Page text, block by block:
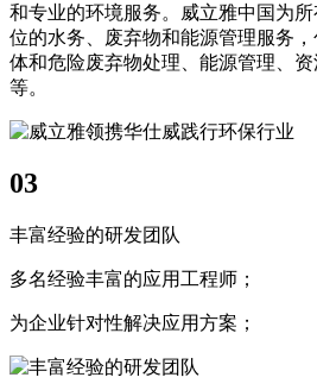
和专业的环境服务。威立雅中国为
位的水务、废弃物和能源管理服务
体和危险废弃物处理、能源管理、
等。
03
丰富经验的研发团队
多名经验丰富的应用工程师；
为企业针对性解决应用方案；